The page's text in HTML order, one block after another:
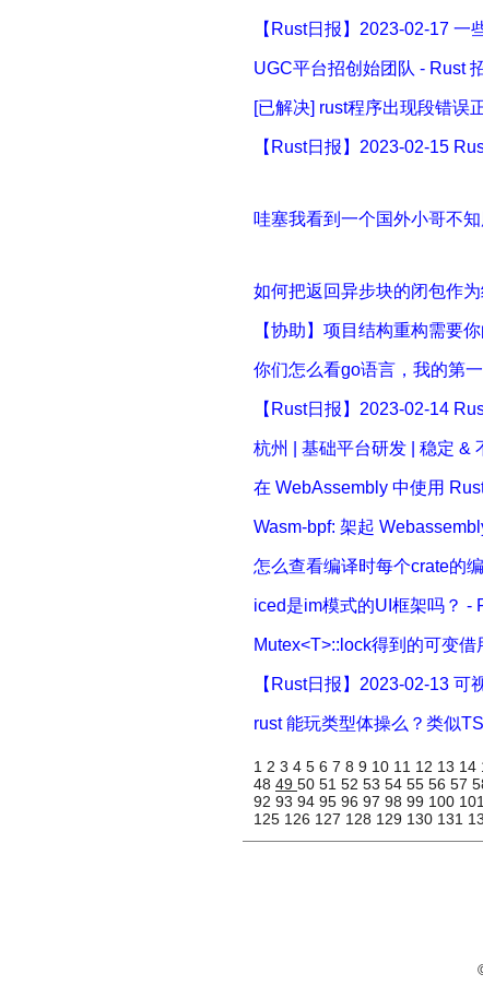
【Rust日报】2023-02-17
UGC平台招创始团队 - Rust
[已解决] rust程序出现段错误
【Rust日报】2023-02-15
哇塞我看到一个国外小哥不
如何把返回异步块的闭包作
【协助】项目结构重构需要
你们怎么看go语言，我的第
【Rust日报】2023-02-14
杭州 | 基础平台研发 | 稳定 &
在 WebAssembly 中使用
Wasm-bpf: 架起
怎么查看编译时每个crate的
iced是im模式的UI框架吗？ -
Mutex<T>::lock得到的可变
【Rust日报】2023-02-13
rust 能玩类型体操么？类似
1 2 3 4 5 6 7 8 9 10 11 12 13 14
48 49 50 51 52 53 54 55 56 57
92 93 94 95 96 97 98 99 100 101
125 126 127 128 129 130 131